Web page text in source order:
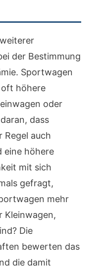
der Bestimmung
Sportwagen
oft höhere
oder
dass
Regel auch
eine höhere
mit sich
gefragt,
mehr
Kleinwagen,
Die
bewerten das
die damit